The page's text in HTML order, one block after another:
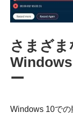
2。
さまざ
ー
Windows 10での